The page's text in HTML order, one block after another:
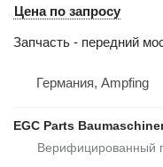
Цена по запросу
Запчасть - передний
Германия, Ampfing